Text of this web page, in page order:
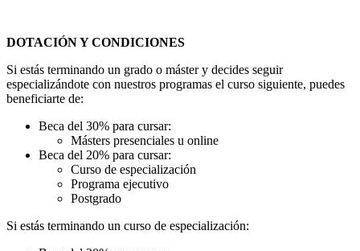
DOTACIÓN Y CONDICIONES
Si estás terminando un grado o máster y decides seguir
especializándote con nuestros programas el curso siguiente, puedes
beneficiarte de:
Beca del 30% para cursar:
Másters presenciales u online
Beca del 20% para cursar:
Curso de especialización
Programa ejecutivo
Postgrado
Si estás terminando un curso de especialización: